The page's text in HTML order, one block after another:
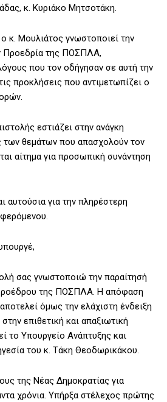
κ. Κυριάκο Μητσοτάκη.
κ. Μουλιάτος γνωστοποιεί την
Προεδρία της ΠΟΣΠΛΑ,
που τον οδήγησαν σε αυτή την
προκλήσεις που αντιμετωπίζει ο
εστιάζει στην ανάγκη
των θεμάτων που απασχολούν τον
αίτημα για προσωπική συνάντηση
αυτούσια για την πληρέστερη
σας γνωστοποιώ την παραίτησή
της ΠΟΣΠΛΑ. Η απόφαση
όμως την ελάχιστη ένδειξη
επιθετική και απαξιωτική
το Υπουργείο Ανάπτυξης και
του κ. Τάκη Θεοδωρικάκου.
της Νέας Δημοκρατίας για
χρόνια. Υπήρξα στέλεχος πρώτης